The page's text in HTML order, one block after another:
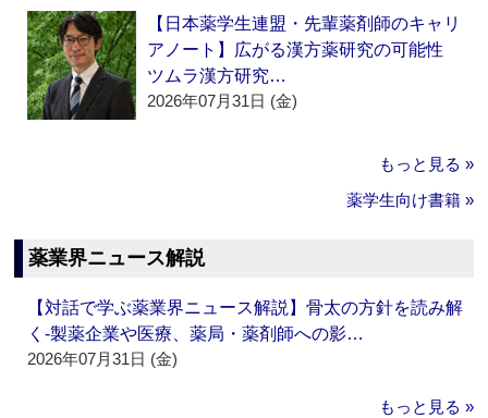
【日本薬学生連盟・先輩薬剤師のキャリ
アノート】広がる漢方薬研究の可能性
ツムラ漢方研究…
2026年07月31日 (金)
もっと見る »
薬学生向け書籍 »
薬業界ニュース解説
【対話で学ぶ薬業界ニュース解説】骨太の方針を読み解
く‐製薬企業や医療、薬局・薬剤師への影…
2026年07月31日 (金)
もっと見る »